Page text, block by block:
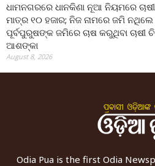
ଧାମନଗରରେ ଧାନକିଣା ନୂଆ ନିୟମରେ
ମାତ୍ର ୧୦ ହଜାର; ନିଜ ନାମରେ ଜମି
ପୂର୍ବପୁରୁଷଙ୍କ ଜମିରେ ଚାଷ କରୁଥିବା ଚାଷୀ
ଆଶଙ୍କା
August 8, 2026
Odia Pua is the first Odia